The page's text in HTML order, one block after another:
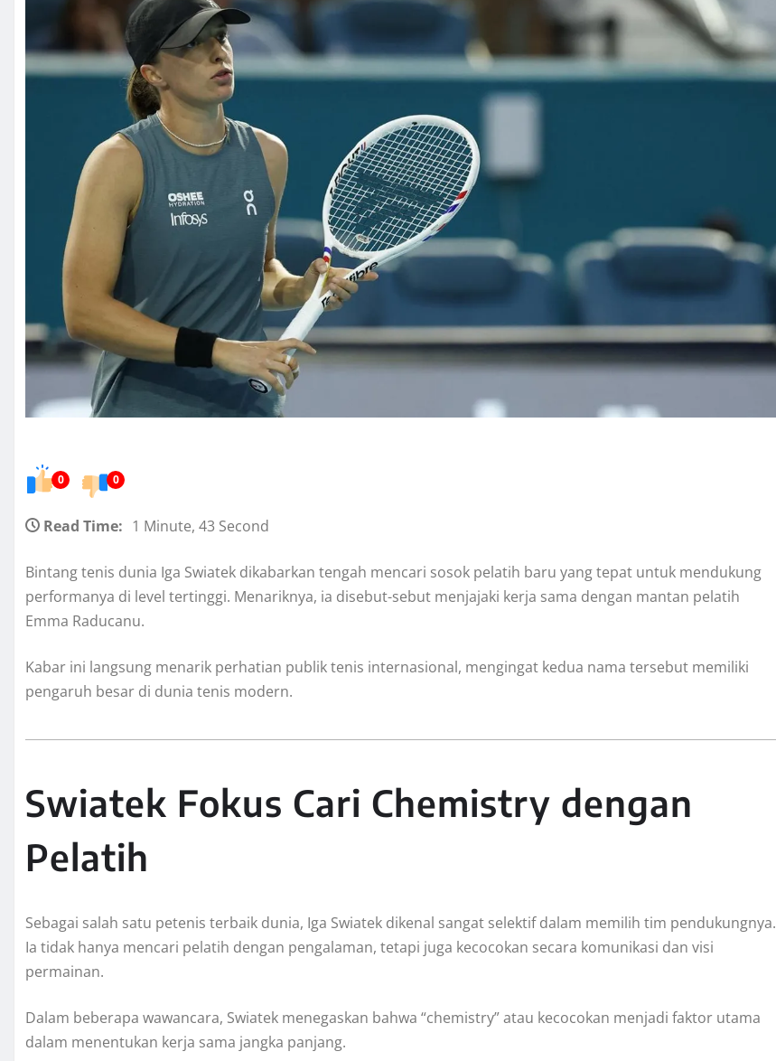
0 0
Read Time: 1 Minute, 43 Second
Bintang tenis dunia Iga Swiatek dikabarkan tengah mencari sosok pelatih baru yang tepat untuk mendukung
performanya di level tertinggi. Menariknya, ia disebut-sebut menjajaki kerja sama dengan mantan pelatih
Emma Raducanu.
Kabar ini langsung menarik perhatian publik tenis internasional, mengingat kedua nama tersebut memiliki
pengaruh besar di dunia tenis modern.
Swiatek Fokus Cari Chemistry dengan
Pelatih
Sebagai salah satu petenis terbaik dunia, Iga Swiatek dikenal sangat selektif dalam memilih tim pendukungnya.
Ia tidak hanya mencari pelatih dengan pengalaman, tetapi juga kecocokan secara komunikasi dan visi
permainan.
Dalam beberapa wawancara, Swiatek menegaskan bahwa “chemistry” atau kecocokan menjadi faktor utama
dalam menentukan kerja sama jangka panjang.